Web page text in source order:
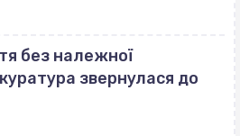
без належної
звернулася до